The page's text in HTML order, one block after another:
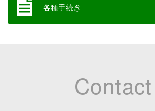
各種手続き
Contact